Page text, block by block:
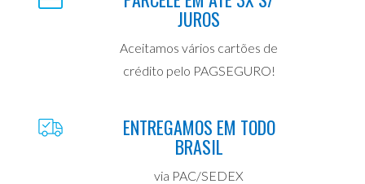
JUROS
Aceitamos vários cartões de
crédito pelo PAGSEGURO!
ENTREGAMOS EM TODO
BRASIL
via PAC/SEDEX